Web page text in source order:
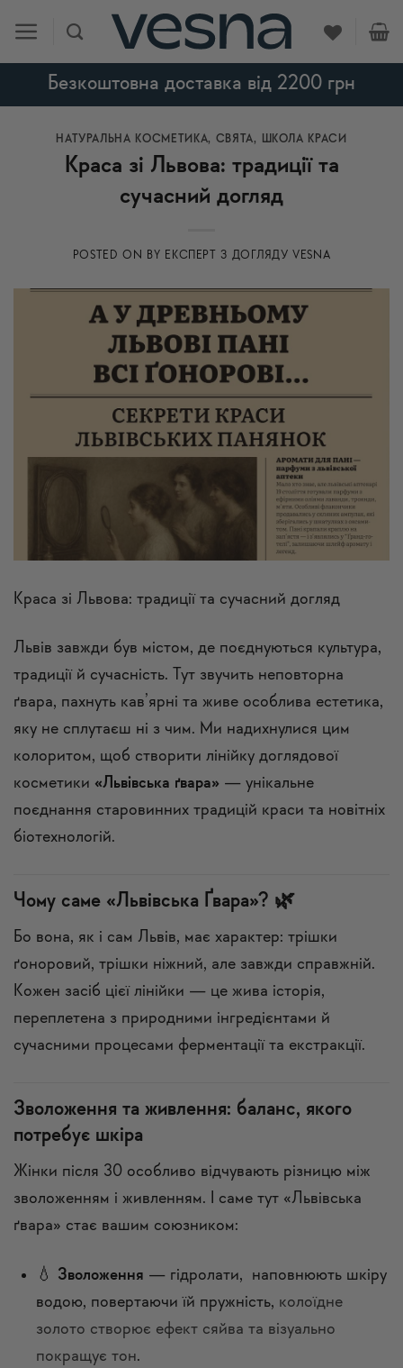
content
Безкоштовна доставка від 2200 грн
НАТУРАЛЬНА КОСМЕТИКА, СВЯТА, ШКОЛА КРАСИ
Краса зі Львова: традиції та
сучасний догляд
POSTED ON BY ЕКСПЕРТ З ДОГЛЯДУ VESNA
Краса зі Львова: традиції та сучасний догляд
Львів завжди був містом, де поєднуються культура,
традиції й сучасність. Тут звучить неповторна
ґвара, пахнуть кав’ярні та живе особлива естетика,
яку не сплутаєш ні з чим. Ми надихнулися цим
колоритом, щоб створити лінійку доглядової
косметики «Львівська ґвара» — унікальне
поєднання старовинних традицій краси та новітніх
біотехнологій.
Чому саме «Львівська Ґвара»? 🌿
Бо вона, як і сам Львів, має характер: трішки
ґоноровий, трішки ніжний, але завжди справжній.
Кожен засіб цієї лінійки — це жива історія,
переплетена з природними інгредієнтами й
сучасними процесами ферментації та екстракції.
Зволоження та живлення: баланс, якого
потребує шкіра
Жінки після 30 особливо відчувають різницю між
зволоженням і живленням. І саме тут «Львівська
ґвара» стає вашим союзником:
💧 Зволоження — гідролати, наповнюють шкіру
водою, повертаючи їй пружність, колоїдне
золото створює ефект сяйва та візуально
покращує тон.